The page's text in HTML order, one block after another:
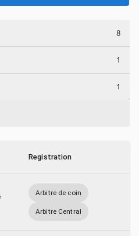
8
1
1
Registration
Arbitre de coin
Arbitre Central